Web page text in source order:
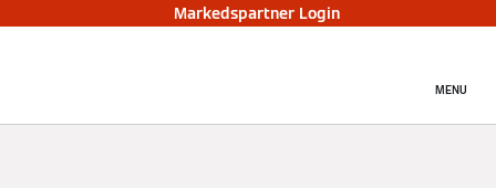
Markedspartner Login
MENU